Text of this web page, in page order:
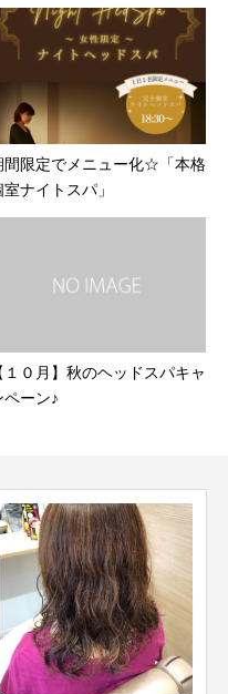
間限定でメニュー化☆「本格
室ナイトスパ」
１０月】秋のヘッドスパキャ
ペーン♪